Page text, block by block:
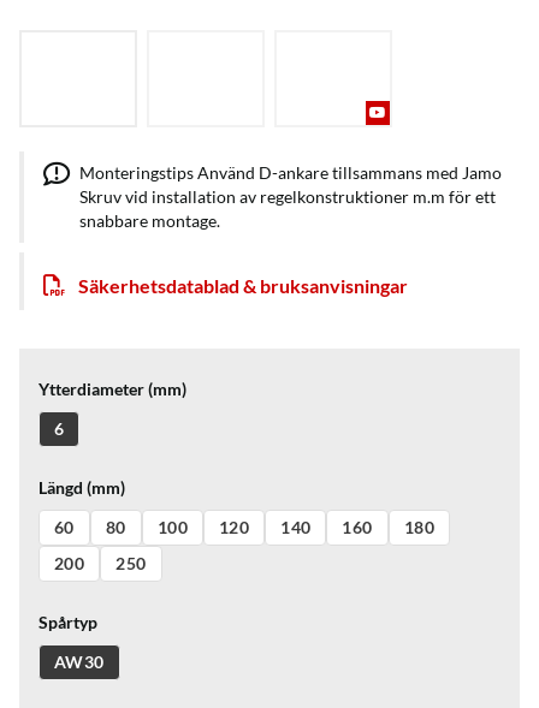
Monteringstips Använd D-ankare tillsammans med Jamo
Skruv vid installation av regelkonstruktioner m.m för ett
snabbare montage.
Säkerhetsdatablad & bruksanvisningar
Ytterdiameter (mm)
6
Längd (mm)
60
80 100 120 140 160
180
200
250
Spårtyp
AW30